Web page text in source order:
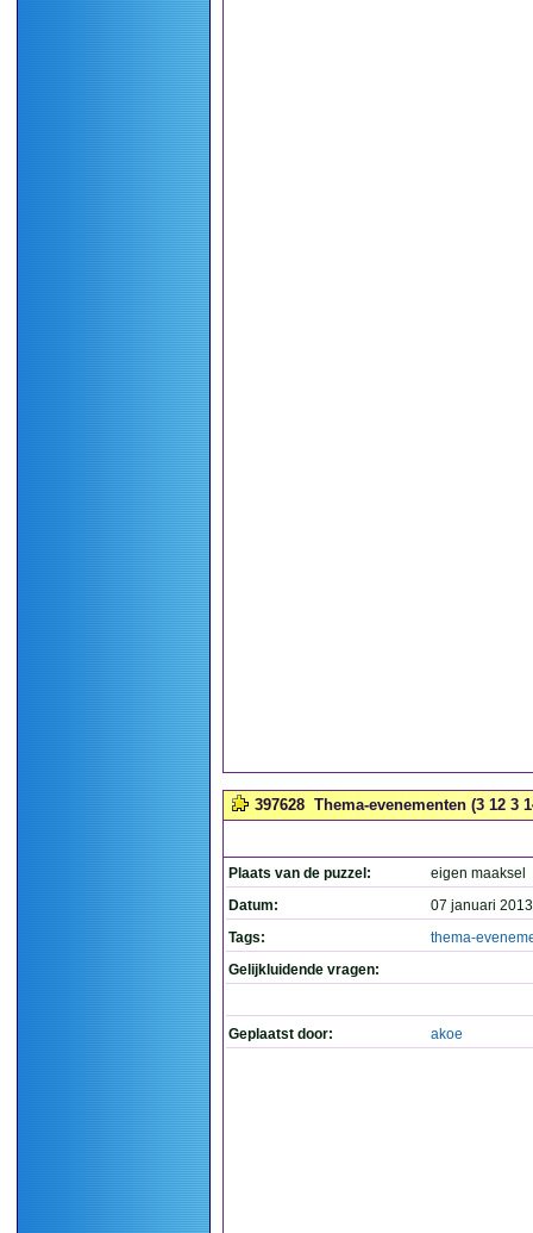
397628 Thema-evenementen (3 12 3
Plaats van de puzzel:
eigen maaksel
Datum:
07 januari
Tags:
thema-
Gelijkluidende vragen:
Geplaatst door: akoe